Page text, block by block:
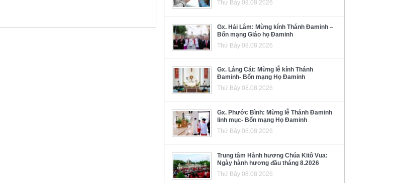
Thứ Bảy 08.08.2026
Gx. Hải Lâm: Mừng kính Thánh Đaminh –
Bổn mạng Giáo họ Đaminh
Thứ Bảy 08.08.2026
Gx. Láng Cát: Mừng lễ kính Thánh
Đaminh- Bổn mạng Họ Đaminh
Thứ Bảy 08.08.2026
Gx. Phước Bình: Mừng lễ Thánh Đaminh
linh mục- Bổn mạng Họ Đaminh
Thứ Bảy 08.08.2026
Trung tâm Hành hương Chúa Kitô Vua:
Ngày hành hương đầu tháng 8.2026
Thứ Bảy 08.08.2026